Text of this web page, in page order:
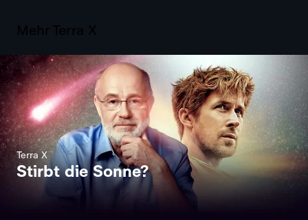
Mehr Terra X
Terra X
Stirbt die Sonne?